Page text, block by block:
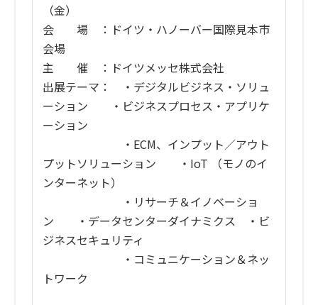
（金）
会 場 ：ドイツ・ハノーバー国際見本市
会場
主 催 ：ドイツメッセ株式会社
出展テーマ： ・デジタルビジネス・ソリュ
ーション ・ビジネスプロセス・アプリケ
ーション
・ECM、インプット／アウト
プットソリューション ・IoT （モノのイ
ンターネット）
・リサーチ＆イノベーショ
ン ・データセンターダイナミクス ・ビ
ジネスセキュリティ
・コミュニケーション＆ネッ
トワーク